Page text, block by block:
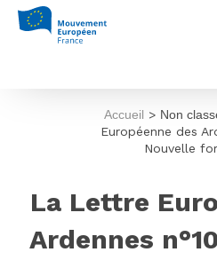
Accueil > Non
Européenne des
Nouvelle
La Lettre
Ardennes